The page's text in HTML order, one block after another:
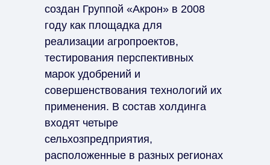
создан Группой «Акрон» в 2008
году как площадка для
реализации агропроектов,
тестирования перспективных
марок удобрений и
совершенствования технологий их
применения. В состав холдинга
входят четыре
сельхозпредприятия,
расположенные в разных регионах